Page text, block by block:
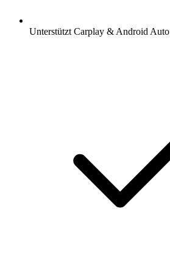
Unterstützt Carplay & Android Auto